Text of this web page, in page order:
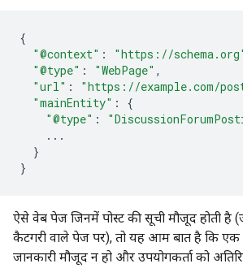
{
"@context" : "https://
"@type" : "WebPage" ,
"url" :
"https://example.com/
"mainEntity" :
{
"@type" :
...
}
}
ऐसे वेब पेज जिनमें पोस्ट की सूची मौजूद होती है
कैटगरी वाले पेज पर), तो यह आम बात है कि एक
जानकारी मौजूद न हो और उपयोगकर्ता को